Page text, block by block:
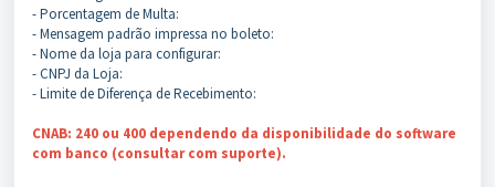
- Porcentagem de Multa:
- Mensagem padrão impressa no boleto:
- Nome da loja para configurar:
- CNPJ da Loja:
- Limite de Diferença de Recebimento:
CNAB: 240 ou 400 dependendo da disponibilidade do software
com banco (consultar com suporte).